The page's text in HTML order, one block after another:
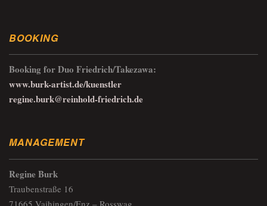
BOOKING
Booking for Duo Friedrich/Takezawa:
www.burk-artist.de/kuenstler
regine.burk@reinhold-friedrich.de
MANAGEMENT
Regine Burk
Traubenstraße 16
71665 Vaihingen/Enz – Rosswag